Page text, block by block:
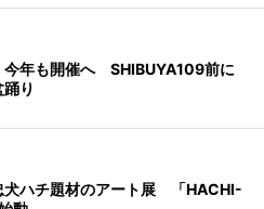
今年も開催へ SHIBUYA109前に
り
犬ハチ題材のアート展 「HACHI-